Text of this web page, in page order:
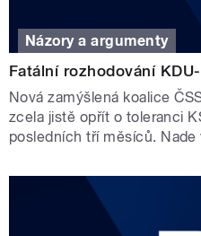
Názory a argumenty
Fatální rozhodování
Nová zamýšlená koalice
zcela jistě opřít o toleranci
posledních tří měsíců.